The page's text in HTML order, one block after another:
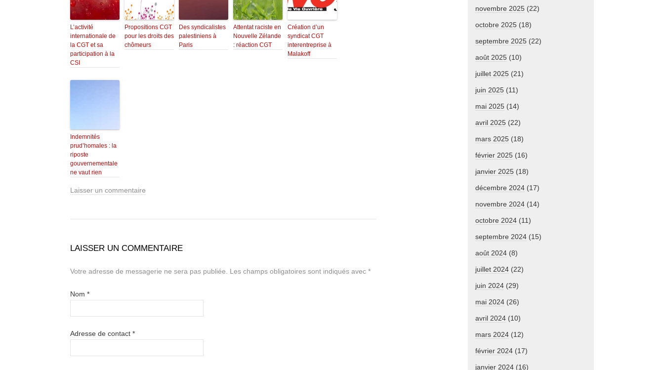
L’activité
internationale de
la CGT et sa
participation à la
CSI
Propositions CGT
pour les droits des
chômeurs
Des syndicalistes
palestiniens à
Paris
Attentat raciste en
Nouvelle Zélande
: réaction CGT
Création d’un
syndicat CGT
interentreprise à
Malakoff
Indemnités
prud’homales : la
riposte
gouvernementale
ne vaut rien
Laisser un commentaire
LAISSER UN COMMENTAIRE
Votre adresse de messagerie ne sera pas publiée. Les champs obligatoires sont indiqués avec *
Nom *
Adresse de contact *
novembre 2025 (22)
octobre 2025 (18)
septembre 2025 (22)
août 2025 (10)
juillet 2025 (21)
juin 2025 (11)
mai 2025 (14)
avril 2025 (22)
mars 2025 (18)
février 2025 (16)
janvier 2025 (18)
décembre 2024 (17)
novembre 2024 (14)
octobre 2024 (11)
septembre 2024 (15)
août 2024 (8)
juillet 2024 (22)
juin 2024 (29)
mai 2024 (26)
avril 2024 (10)
mars 2024 (12)
février 2024 (17)
janvier 2024 (16)